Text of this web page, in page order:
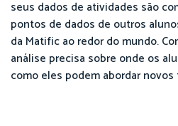
seus dados de atividades são
pontos de dados de outros
da Matific ao redor do mundo.
análise precisa sobre onde os
como eles podem abordar